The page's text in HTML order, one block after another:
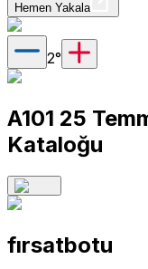
Hemen Yakala
2°
A101 25
Kataloğu
fırsatbotu